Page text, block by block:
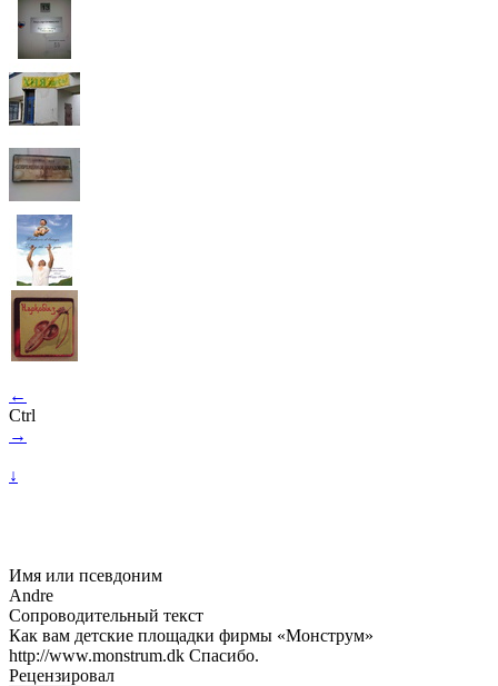
←
Ctrl
→
↓
Имя или псевдоним
Andre
Сопроводительный текст
Как вам детские площадки фирмы «Монструм»
http://www.monstrum.dk Спасибо.
Рецензировал